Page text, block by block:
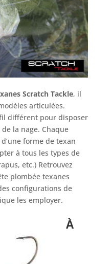
Scratch Tackle, il
articulées.
différent pour disposer
la nage. Chaque
forme de texan
à tous les types de
etc.) Retrouvez
plombée texanes
configurations de
les employer.
À